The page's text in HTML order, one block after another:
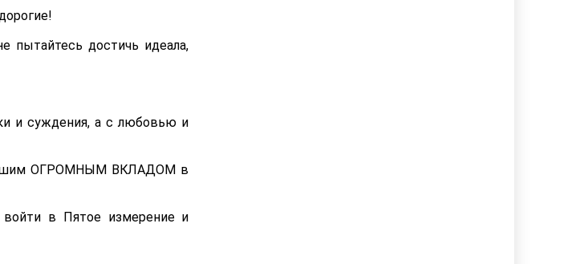
пытайтесь достичь идеала,
и суждения, а с любовью и
вашим ОГРОМНЫМ ВКЛАДОМ в
в Пятое измерение и